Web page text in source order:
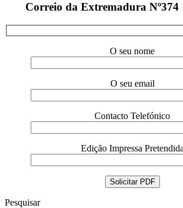
Correio da Extremadura Nº374
O seu nome
O seu email
Contacto Telefónico
Edição Impressa Pretendida
Pesquisar